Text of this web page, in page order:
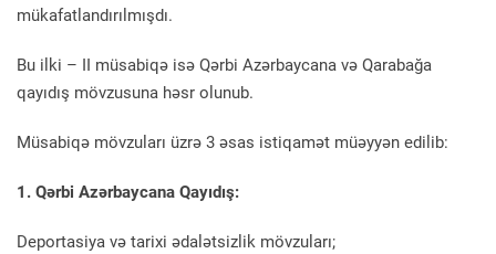
mükafatlandırılmışdı.
Bu ilki – II müsabiqə isə Qərbi Azərbaycana və Qarabağa
qayıdış mövzusuna həsr olunub.
Müsabiqə mövzuları üzrə 3 əsas istiqamət müəyyən edilib:
1. Qərbi Azərbaycana Qayıdış:
Deportasiya və tarixi ədalətsizlik mövzuları;